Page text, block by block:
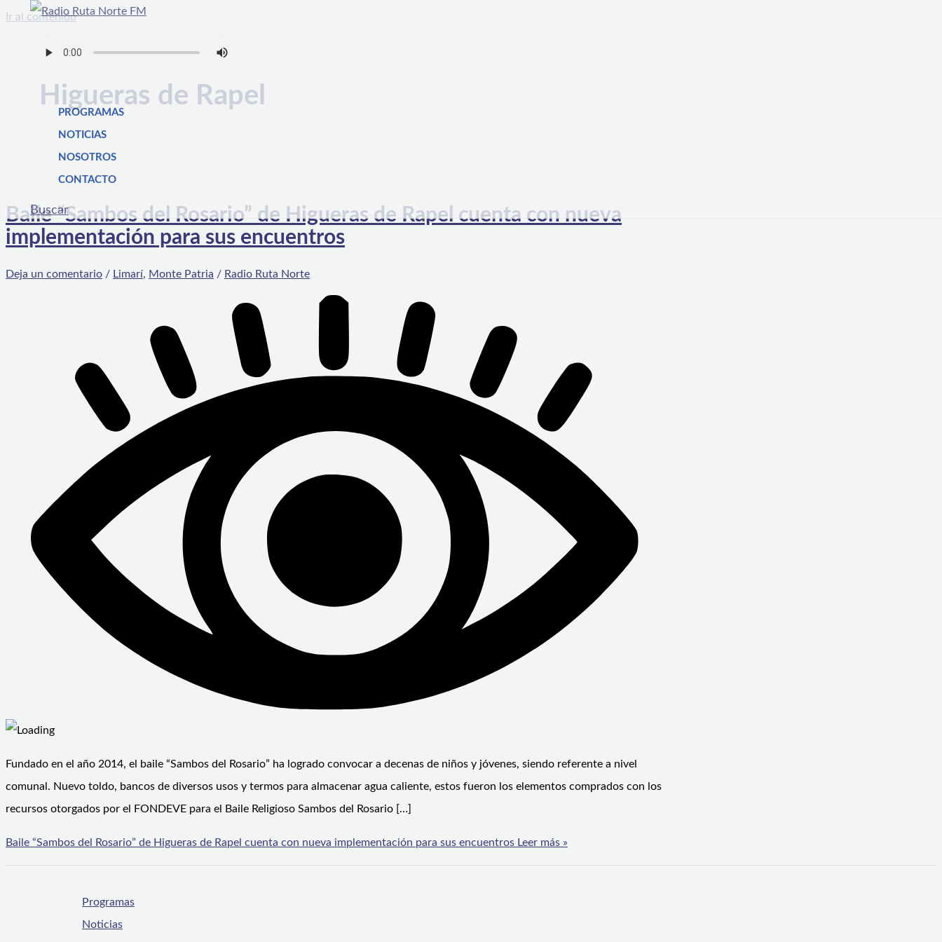
Ir al contenido
PROGRAMAS
NOTICIAS
NOSOTROS
CONTACTO
Buscar
Higueras de Rapel
Baile “Sambos del Rosario” de Higueras de Rapel cuenta con nueva
implementación para sus encuentros
Deja un comentario / Limarí, Monte Patria / Radio Ruta Norte
Fundado en el año 2014, el baile “Sambos del Rosario” ha logrado convocar a decenas de niños y jóvenes, siendo referente a nivel
comunal. Nuevo toldo, bancos de diversos usos y termos para almacenar agua caliente, estos fueron los elementos comprados con los
recursos otorgados por el FONDEVE para el Baile Religioso Sambos del Rosario […]
Baile “Sambos del Rosario” de Higueras de Rapel cuenta con nueva implementación para sus encuentros Leer más »
Programas
Noticias